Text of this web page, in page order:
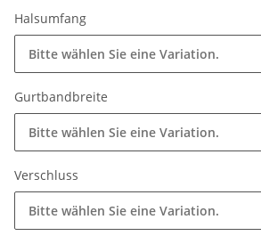
Halsumfang
Bitte wählen Sie eine Variation.
Gurtbandbreite
Bitte wählen Sie eine Variation.
Verschluss
Bitte wählen Sie eine Variation.